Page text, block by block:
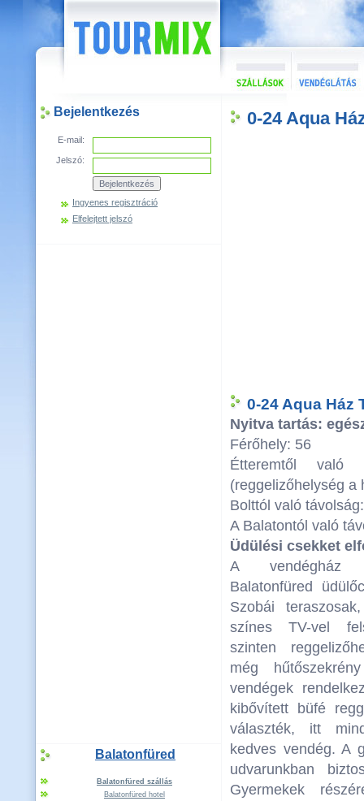
Bejelentkezés
E-mail:
Jelszó:
Ingyenes regisztráció
Elfelejtett jelszó
Balatonfüred
Balatonfüred szállás
Balatonfüred hotel
0-24 Aqua
0-24 Aqua Ház
Nyitva tartás:
Férőhely: 56
Étteremtől
(reggelizőhelység a
Bolttól való
A Balatontól való
Üdülési csekket
A vendégház
Balatonfüred
Szobái
színes TV-vel
szinten
még
vendégek
kibővített büfé
választék, itt
kedves vendég. A
udvarunkban
Gyermekek